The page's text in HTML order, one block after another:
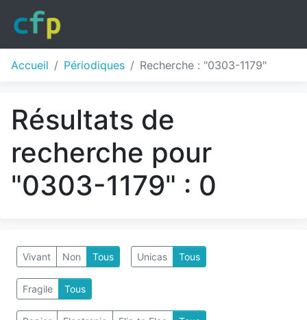
Accueil Périodiques Recherche : "0303-1179"
Résultats de
recherche pour
"0303-1179" : 0
Vivant Non Tous Unicas Tous
Fragile Tous